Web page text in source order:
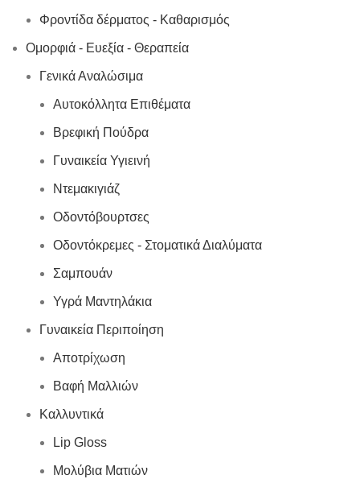
Φροντίδα δέρματος - Καθαρισμός
Ομορφιά - Ευεξία - Θεραπεία
Γενικά Αναλώσιμα
Αυτοκόλλητα Επιθέματα
Βρεφική Πούδρα
Γυναικεία Υγιεινή
Ντεμακιγιάζ
Οδοντόβουρτσες
Οδοντόκρεμες - Στοματικά Διαλύματα
Σαμπουάν
Υγρά Μαντηλάκια
Γυναικεία Περιποίηση
Αποτρίχωση
Βαφή Μαλλιών
Καλλυντικά
Lip Gloss
Μολύβια Ματιών